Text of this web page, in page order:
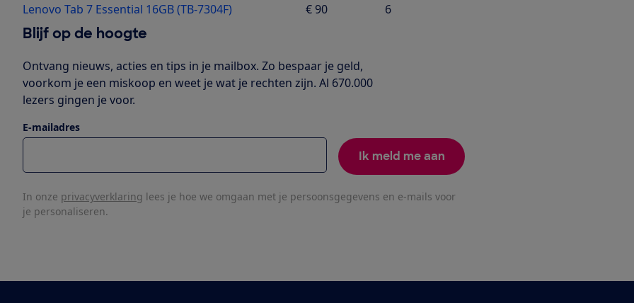
Lenovo Tab 7 Essential 16GB (TB-7304F)
€ 90 6
Blijf op de hoogte
Ontvang nieuws, acties en tips in je mailbox. Zo bespaar je geld,
voorkom je een miskoop en weet je wat je rechten zijn. Al 670.000
lezers gingen je voor.
E-mailadres
Ik meld me aan
In onze privacyverklaring lees je hoe we omgaan met je persoonsgegevens en e-mails voor
je personaliseren.